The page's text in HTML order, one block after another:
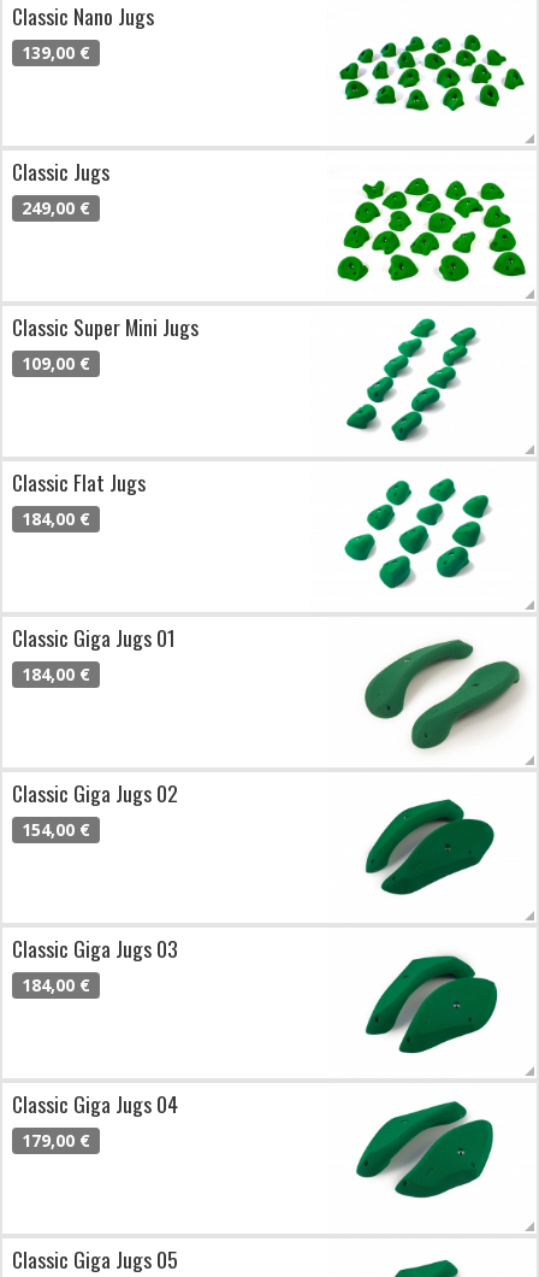
Classic Nano Jugs
139,00 €
Classic Jugs
249,00 €
Classic Super Mini Jugs
109,00 €
Classic Flat Jugs
184,00 €
Classic Giga Jugs 01
184,00 €
Classic Giga Jugs 02
154,00 €
Classic Giga Jugs 03
184,00 €
Classic Giga Jugs 04
179,00 €
Classic Giga Jugs 05